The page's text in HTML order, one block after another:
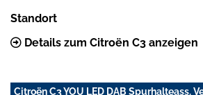
Standort
Details zum Citroën C3 anzeigen
Citroën C3 YOU LED DAB Spurhalteass.